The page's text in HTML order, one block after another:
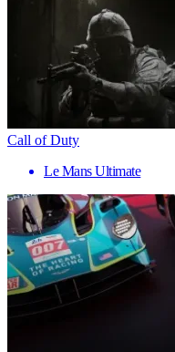
Call of Duty
Le Mans Ultimate